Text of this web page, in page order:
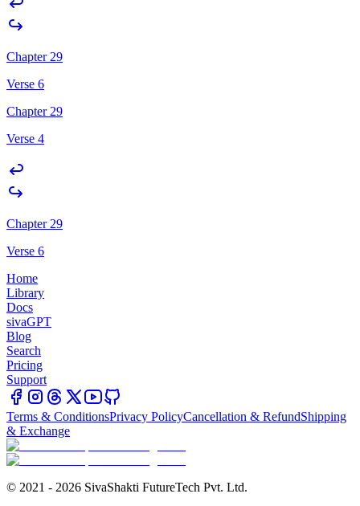
Chapter 29
Verse 6
Chapter 29
Verse 4
Chapter 29
Verse 6
Home
Library
Docs
sivaGPT
Blog
Search
Pricing
Support
Terms & ConditionsPrivacy PolicyCancellation & RefundShipping
& Exchange
© 2021 - 2026 SivaShakti FutureTech Pvt. Ltd.